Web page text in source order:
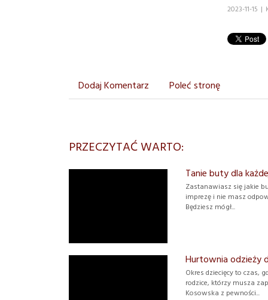
2023-11-15 |
Dodaj Komentarz Poleć stronę
PRZECZYTAĆ WARTO:
Tanie buty dla
Zastanawiasz się jakie
imprezę i nie masz
Będziesz mógł...
Hurtownia odzieży
Okres dziecięcy to czas,
rodzice, którzy musza
Kosowska z pewności...